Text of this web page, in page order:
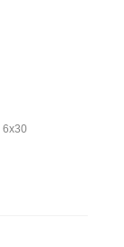
6x30